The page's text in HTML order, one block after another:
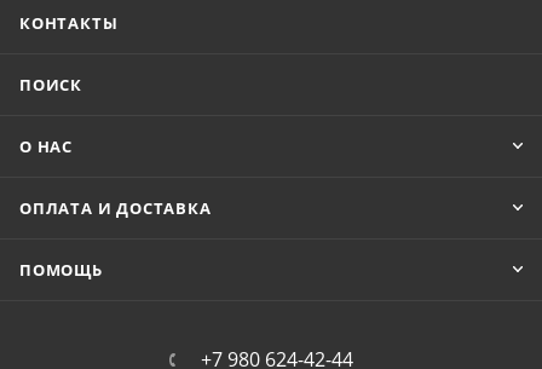
КОНТАКТЫ
ПОИСК
О НАС
ОПЛАТА И ДОСТАВКА
ПОМОЩЬ
+7 980 624-42-44